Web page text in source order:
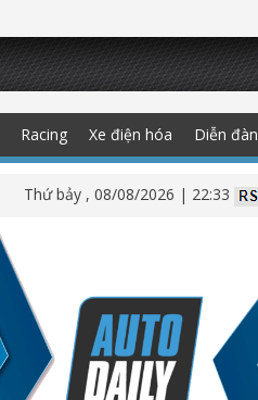
Racing Xe điện hóa Diễn đàn
Thứ bảy , 08/08/2026 | 22:33